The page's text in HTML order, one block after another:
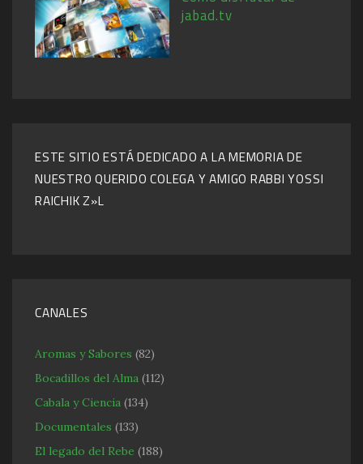
jabad.tv
ESTE SITIO ESTÁ DEDICADO A LA MEMORIA DE
NUESTRO QUERIDO COLEGA Y AMIGO RABBI YOSSI
RAICHIK Z»L
CANALES
Aromas y Sabores (82)
Bocadillos del Alma (112)
Cabala y Ciencia (134)
Documentales (133)
El legado del Rebe (188)